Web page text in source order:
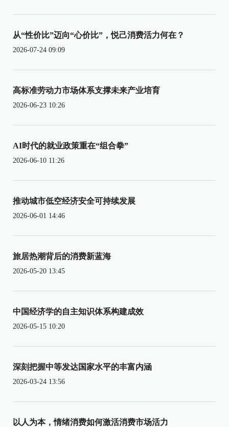
从“性价比”迈向“心价比”，悦己消费活力何在？
2026-07-24 09:09
高标准劳动力市场体系支撑未来产业培育
2026-06-23 10:26
AI时代的就业政策重在“组合拳”
2026-06-10 11:26
推动城市低空经济安全可持续发展
2026-06-01 14:46
旅居热潮背后的消费新蓝海
2026-05-20 13:45
中国经济学的自主知识体系构建成效
2026-05-15 10:20
深刻把握中等发达国家水平的丰富内涵
2026-03-24 13:56
以人为本，情绪消费如何激活消费市场活力